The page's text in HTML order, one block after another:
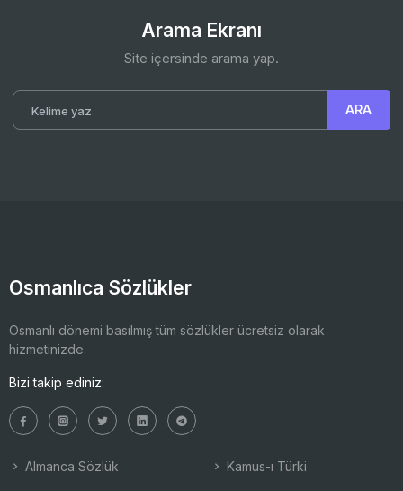
Arama Ekranı
Site içersinde arama yap.
Osmanlıca Sözlükler
Osmanlı dönemi basılmış tüm sözlükler ücretsiz olarak
hizmetinizde.
Bizi takip ediniz:
Almanca Sözlük Kamus-ı Türki